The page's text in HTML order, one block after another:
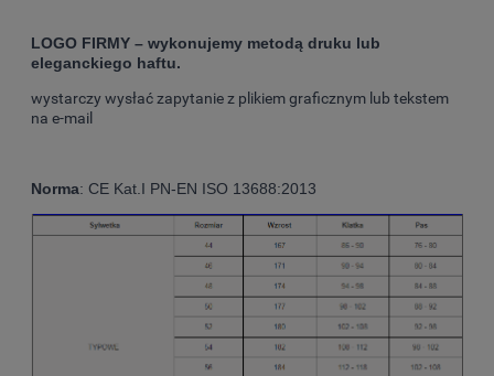
LOGO FIRMY – wykonujemy metodą druku lub
eleganckiego haftu.
wystarczy wysłać zapytanie z plikiem graficznym lub tekstem
na e-mail
Norma: CE Kat.I PN-EN ISO 13688:2013